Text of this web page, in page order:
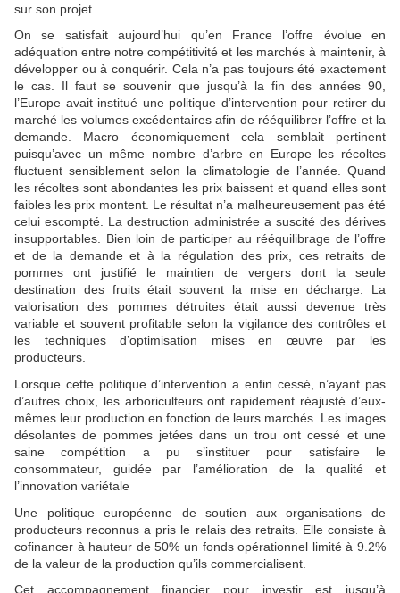
sur son projet.
On se satisfait aujourd’hui qu’en France l’offre évolue en
adéquation entre notre compétitivité et les marchés à maintenir, à
développer ou à conquérir. Cela n’a pas toujours été exactement
le cas. Il faut se souvenir que jusqu’à la fin des années 90,
l’Europe avait institué une politique d’intervention pour retirer du
marché les volumes excédentaires afin de rééquilibrer l’offre et la
demande. Macro économiquement cela semblait pertinent
puisqu’avec un même nombre d’arbre en Europe les récoltes
fluctuent sensiblement selon la climatologie de l’année. Quand
les récoltes sont abondantes les prix baissent et quand elles sont
faibles les prix montent. Le résultat n’a malheureusement pas été
celui escompté. La destruction administrée a suscité des dérives
insupportables. Bien loin de participer au rééquilibrage de l’offre
et de la demande et à la régulation des prix, ces retraits de
pommes ont justifié le maintien de vergers dont la seule
destination des fruits était souvent la mise en décharge. La
valorisation des pommes détruites était aussi devenue très
variable et souvent profitable selon la vigilance des contrôles et
les techniques d’optimisation mises en œuvre par les
producteurs.
Lorsque cette politique d’intervention a enfin cessé, n’ayant pas
d’autres choix, les arboriculteurs ont rapidement réajusté d’eux-
mêmes leur production en fonction de leurs marchés. Les images
désolantes de pommes jetées dans un trou ont cessé et une
saine compétition a pu s’instituer pour satisfaire le
consommateur, guidée par l’amélioration de la qualité et
l’innovation variétale
Une politique européenne de soutien aux organisations de
producteurs reconnus a pris le relais des retraits. Elle consiste à
cofinancer à hauteur de 50% un fonds opérationnel limité à 9.2%
de la valeur de la production qu’ils commercialisent.
Cet accompagnement financier pour investir est jusqu’à